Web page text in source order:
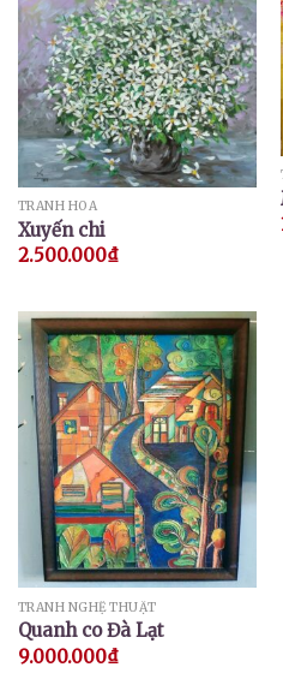
TRANH HOA
Xuyến chi
2.500.000₫
TRANH NGHỆ THUẬT
Quanh co Đà Lạt
9.000.000₫